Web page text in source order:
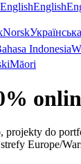
EnglishEnglish
NorskУкраїнська
Indonesia
Māori
do
Europe/